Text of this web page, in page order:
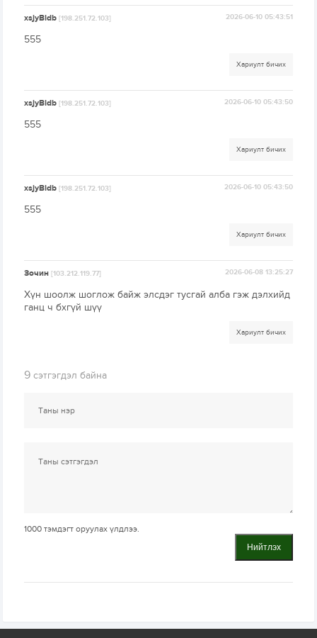
xsjyBldb[198.251.72.103] 2026-06-10 05:43:51
555
Хариулт бичих
xsjyBldb[198.251.72.103] 2026-06-10 05:43:50
555
Хариулт бичих
xsjyBldb[198.251.72.103] 2026-06-10 05:43:50
555
Хариулт бичих
Зочин[103.212.119.77] 2026-06-08 13:25:27
Хүн шоолж шоглож байж элсдэг тусгай алба гэж дэлхийд
ганц ч бхгүй шүү
Хариулт бичих
9 сэтгэгдэл байна
1000 тэмдэгт оруулах үлдлээ.
Нийтлэх